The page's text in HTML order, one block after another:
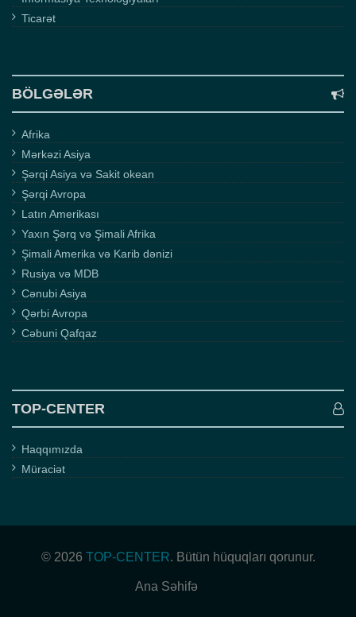
Ticarət
BÖLGƏLƏR
Afrika
Mərkəzi Asiya
Şərqi Asiya və Sakit okean
Şərqi Avropa
Latın Amerikası
Yaxın Şərq və Şimali Afrika
Şimali Amerika və Karib dənizi
Rusiya və MDB
Cənubi Asiya
Qərbi Avropa
Cəbuni Qafqaz
TOP-CENTER
Haqqımızda
Müraciət
© 2026 TOP-CENTER. Bütün hüquqları qorunur.
Ana Səhifə